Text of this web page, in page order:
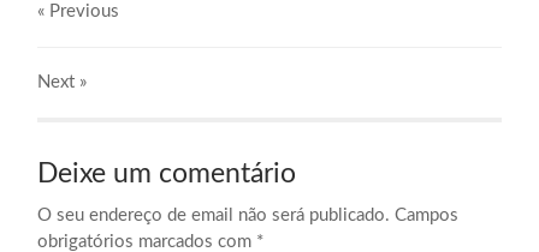
« Previous
Next »
Deixe um comentário
O seu endereço de email não será publicado. Campos
obrigatórios marcados com *